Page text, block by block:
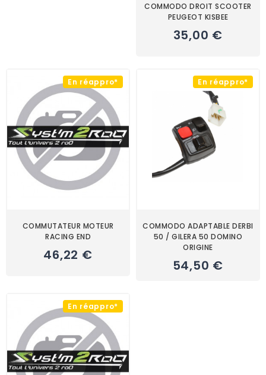
COMMODO DROIT SCOOTER
PEUGEOT KISBEE
35,00 €
En réappro*
COMMUTATEUR MOTEUR
RACING END
46,22 €
En réappro*
COMMODO ADAPTABLE DERBI
50 / GILERA 50 DOMINO
ORIGINE
54,50 €
En réappro*